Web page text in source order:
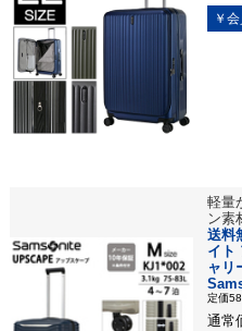
軽量
ン素
送料
イト
ャリ
定価
通常